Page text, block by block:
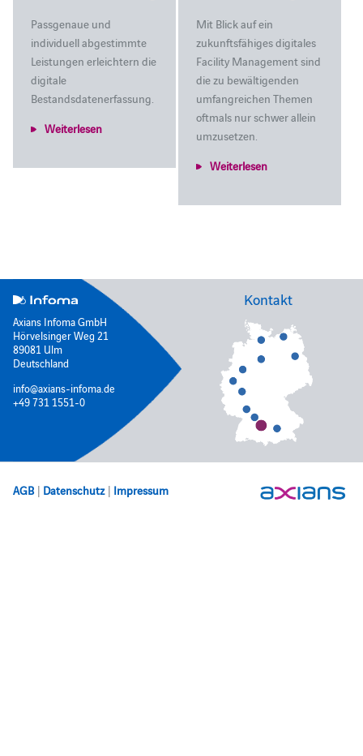
Mit Blick auf ein
zukunftsfähiges digitales
Facility Management sind
die zu bewältigenden
umfangreichen Themen
oftmals nur schwer allein
umzusetzen.
Weiterlesen
Passgenaue und
individuell abgestimmte
Leistungen erleichtern die
digitale
Bestandsdatenerfassung.
Weiterlesen
Axians Infoma GmbH
Hörvelsinger Weg 21
89081 Ulm
Deutschland
info@axians-infoma.de
+49 731 1551-0
Kontakt
AGB | Datenschutz | Impressum